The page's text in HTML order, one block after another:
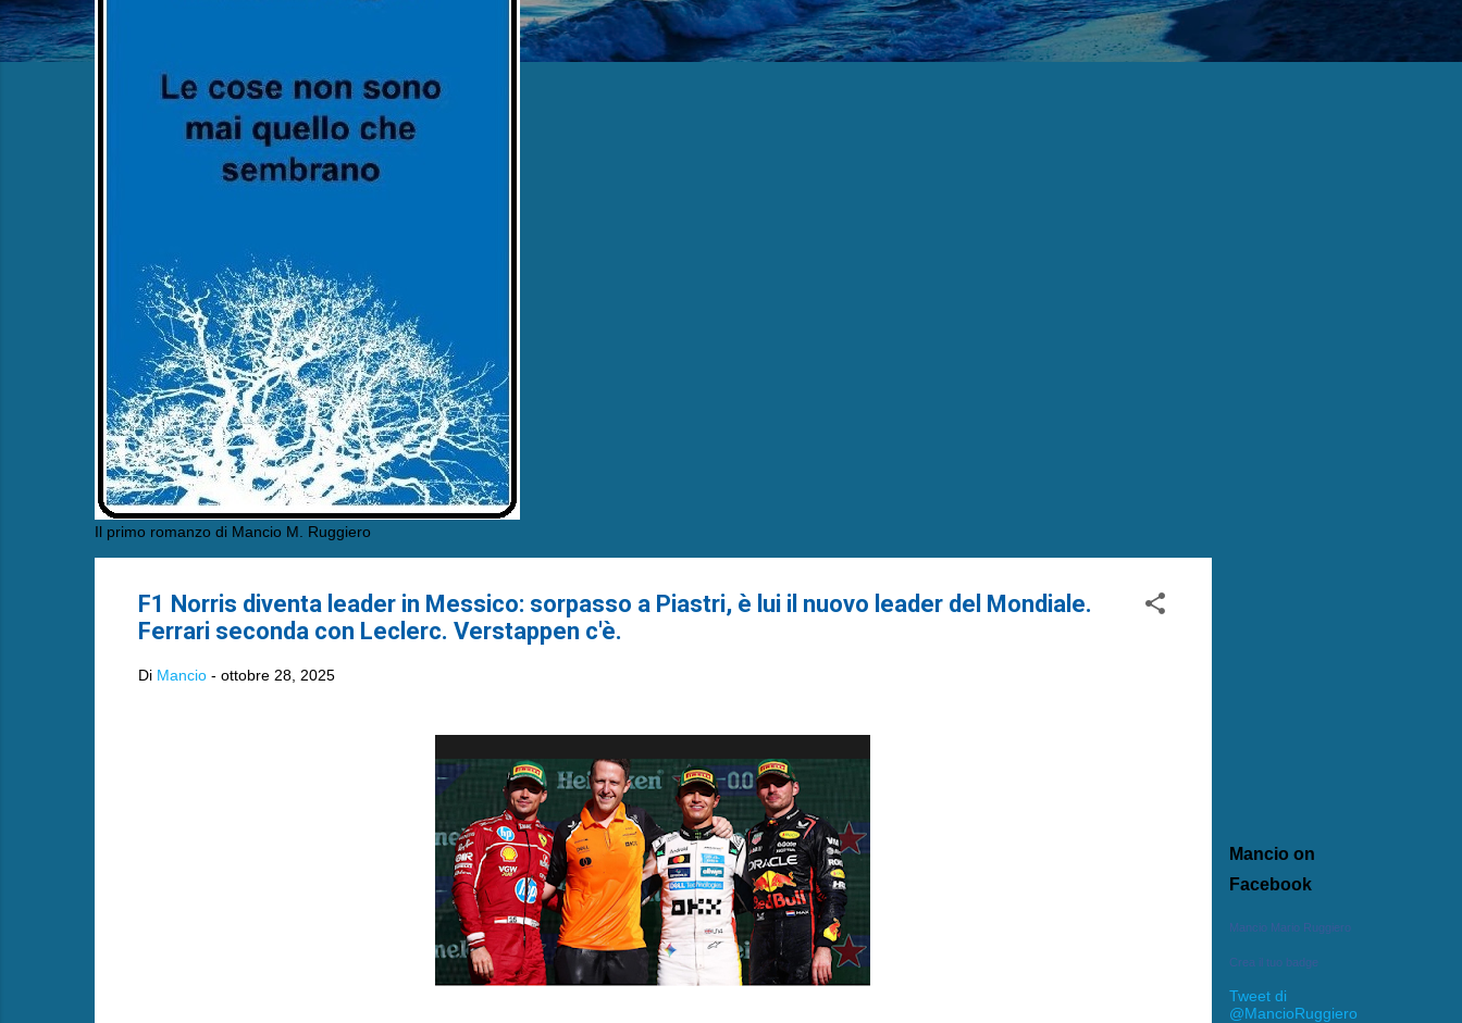
Mancio on
Facebook
Mancio Mario Ruggiero
Crea il tuo badge
Tweet di
@MancioRuggiero
Il primo romanzo di Mancio M. Ruggiero
F1 Norris diventa leader in Messico: sorpasso a Piastri, è lui il nuovo leader del Mondiale.
Ferrari seconda con Leclerc. Verstappen c'è.
Di Mancio - ottobre 28, 2025